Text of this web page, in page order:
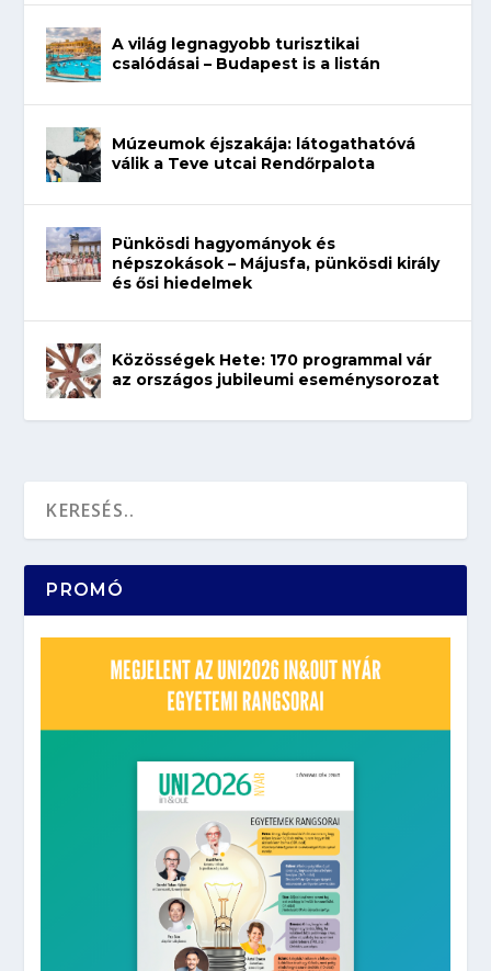
A világ legnagyobb turisztikai
csalódásai – Budapest is a listán
Múzeumok éjszakája: látogathatóvá
válik a Teve utcai Rendőrpalota
Pünkösdi hagyományok és
népszokások – Májusfa, pünkösdi király
és ősi hiedelmek
Közösségek Hete: 170 programmal vár
az országos jubileumi eseménysorozat
PROMÓ